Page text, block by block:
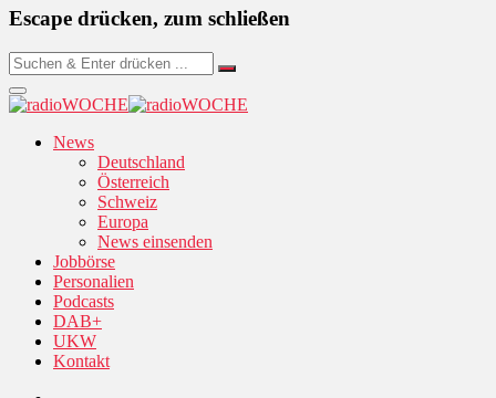
Escape drücken, zum schließen
News
Deutschland
Österreich
Schweiz
Europa
News einsenden
Jobbörse
Personalien
Podcasts
DAB+
UKW
Kontakt